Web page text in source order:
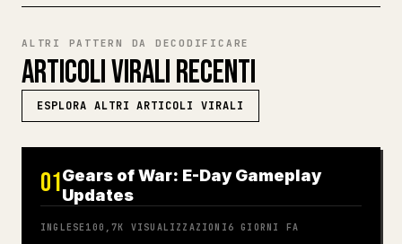
ALTRI PATTERN DA DECODIFICARE
ARTICOLI VIRALI RECENTI
ESPLORA ALTRI ARTICOLI VIRALI
01Gears of War: E-Day Gameplay
Updates
INGLESE 100,7K VISUALIZZAZIONI 6 GIORNI FA